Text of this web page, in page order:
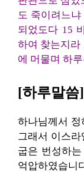
도 죽이려느
되었도다 15
하여 찾는지라
에 머물며 하
[하루말씀]
하나님께서
그래서 이스
굽은 번성하
억압하였습니